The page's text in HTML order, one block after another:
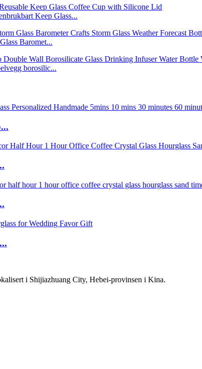
Keep Glass...
Baromet...
borosilic...
i Shijiazhuang City, Hebei-provinsen i Kina.